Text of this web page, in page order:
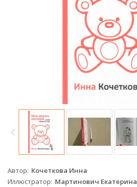
Автор Кочеткова Инна
Иллюстратор Мартинович Екатерина